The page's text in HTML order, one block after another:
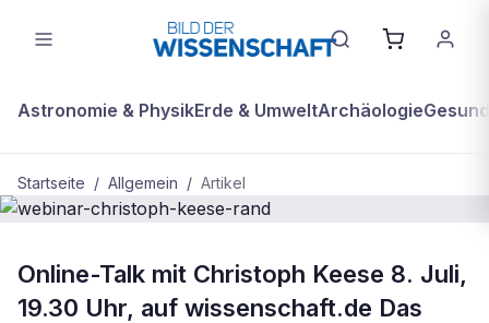
Astronomie & PhysikErde & UmweltArchäologie
Startseite / Allgemein / Artikel
webinar-christoph-keese-rand
Online-Talk mit Christoph Keese 8. Juli,
19.30 Uhr, auf wissenschaft.de Das